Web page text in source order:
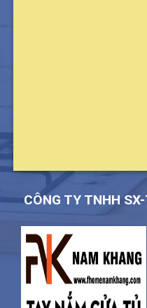
CÔNG TY TNHH